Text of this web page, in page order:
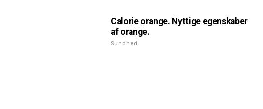
Calorie orange. Nyttige egenskaber
af orange.
Sundhed